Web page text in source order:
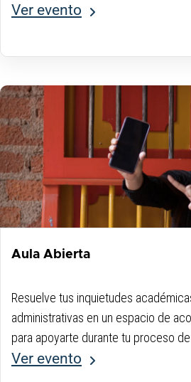
Ver evento
Aula Abierta
Resuelve tus inquietudes
administrativas en un espacio de
para apoyarte durante tu proceso
Ver evento